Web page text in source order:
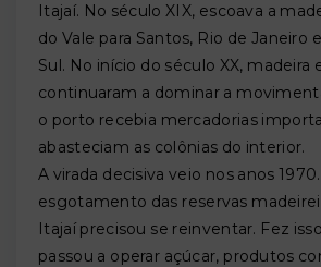
Itajaí. No século XIX, escoava a
do Vale para Santos, Rio de Janeiro
Sul. No início do século XX, madeira
continuaram a dominar a
o porto recebia mercadorias
abasteciam as colônias do interior.
A virada decisiva veio nos anos
esgotamento das reservas
Itajaí precisou se reinventar. Fez
passou a operar açúcar, produtos